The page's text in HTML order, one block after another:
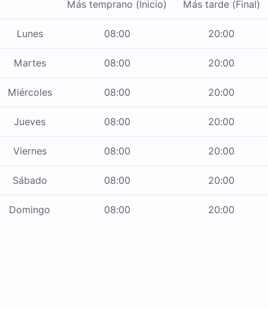
Más temprano (Inicio) Más tarde (Final)
Lunes 08:00 20:00
Martes 08:00 20:00
Miércoles 08:00 20:00
Jueves 08:00 20:00
Viernes 08:00 20:00
Sábado 08:00 20:00
Domingo 08:00 20:00